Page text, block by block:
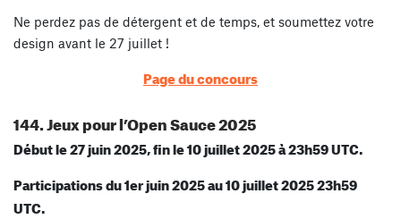
Ne perdez pas de détergent et de temps, et soumettez votre
design avant le 27 juillet !
Page du concours
144. Jeux pour l’Open Sauce 2025
Début le 27 juin 2025, fin le 10 juillet 2025 à 23h59 UTC.
Participations du 1er juin 2025 au 10 juillet 2025 23h59
UTC.